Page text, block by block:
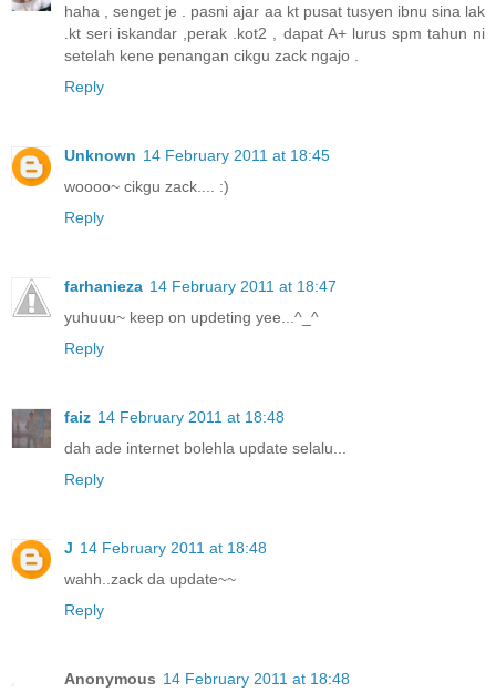
haha , senget je . pasni ajar aa kt pusat tusyen ibnu sina lak
.kt seri iskandar ,perak .kot2 , dapat A+ lurus spm tahun ni
setelah kene penangan cikgu zack ngajo .
Reply
Unknown 14 February 2011 at 18:45
woooo~ cikgu zack.... :)
Reply
farhanieza 14 February 2011 at 18:47
yuhuuu~ keep on updeting yee...^_^
Reply
faiz 14 February 2011 at 18:48
dah ade internet bolehla update selalu...
Reply
J 14 February 2011 at 18:48
wahh..zack da update~~
Reply
Anonymous 14 February 2011 at 18:48